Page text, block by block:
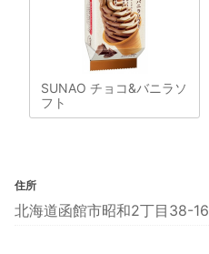
SUNAO チョコ&バニラソ
フト
住所
北海道函館市昭和2丁目38-16